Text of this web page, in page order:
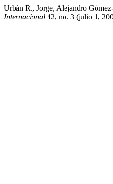
Urbán R., Jorge, Alejandro
Internacional 42, no. 3 (julio 1,